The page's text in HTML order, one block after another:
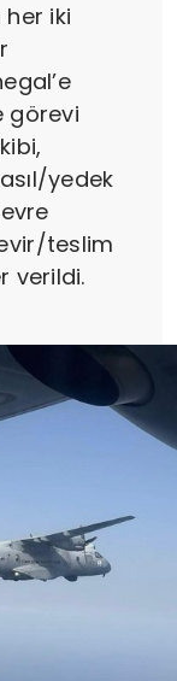
iki
görevi
yedek
teslim
verildi.